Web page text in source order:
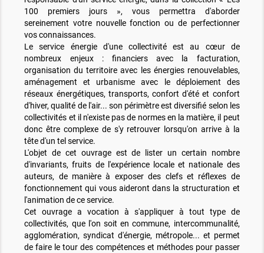
100 premiers jours », vous permettra d'aborder
sereinement votre nouvelle fonction ou de perfectionner
vos connaissances.
Le service énergie d'une collectivité est au cœur de
nombreux enjeux : financiers avec la facturation,
organisation du territoire avec les énergies renouvelables,
aménagement et urbanisme avec le déploiement des
réseaux énergétiques, transports, confort d'été et confort
d'hiver, qualité de l'air... son périmètre est diversifié selon les
collectivités et il n'existe pas de normes en la matière, il peut
donc être complexe de s'y retrouver lorsqu'on arrive à la
tête d'un tel service.
L'objet de cet ouvrage est de lister un certain nombre
d'invariants, fruits de l'expérience locale et nationale des
auteurs, de manière à exposer des clefs et réflexes de
fonctionnement qui vous aideront dans la structuration et
l'animation de ce service.
Cet ouvrage a vocation à s'appliquer à tout type de
collectivités, que l'on soit en commune, intercommunalité,
agglomération, syndicat d'énergie, métropole... et permet
de faire le tour des compétences et méthodes pour passer